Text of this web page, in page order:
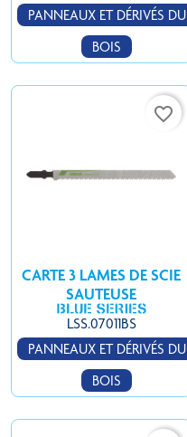
PANNEAUX ET DÉRIVÉS DU
BOIS
favorite_border
CARTE 3 LAMES DE SCIE
SAUTEUSE
LSS.07011BS
PANNEAUX ET DÉRIVÉS DU
BOIS